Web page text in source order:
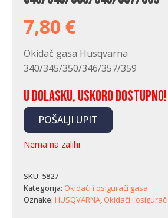
7,80 €
Okidač gasa Husqvarna
340/345/350/346/357/359
U dolasku, uskoro dostupno!
POŠALJI UPIT
Nema na zalihi
SKU: 5827
Kategorija: Okidači i osigurači gasa
Oznake: HUSQVARNA, Okidači i osigurači